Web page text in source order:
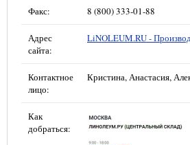
Факс: 8 (800) 333-01-88
Адрес
сайта:
LiNOLEUM.RU -
Контактное
лицо:
Кристина, Анастасия,
Как
добраться: